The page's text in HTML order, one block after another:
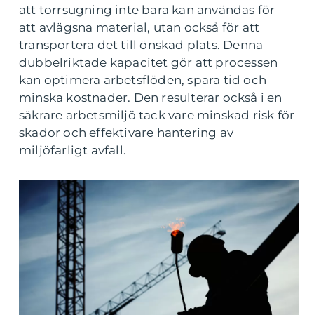
att torrsugning inte bara kan användas för
att avlägsna material, utan också för att
transportera det till önskad plats. Denna
dubbelriktade kapacitet gör att processen
kan optimera arbetsflöden, spara tid och
minska kostnader. Den resulterar också i en
säkrare arbetsmiljö tack vare minskad risk för
skador och effektivare hantering av
miljöfarligt avfall.